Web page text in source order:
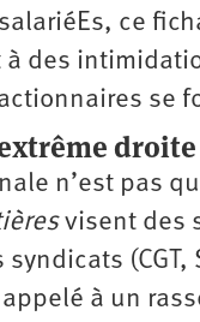
ce
des
se
droite
n’est pas
visent des
(CGT,
à un